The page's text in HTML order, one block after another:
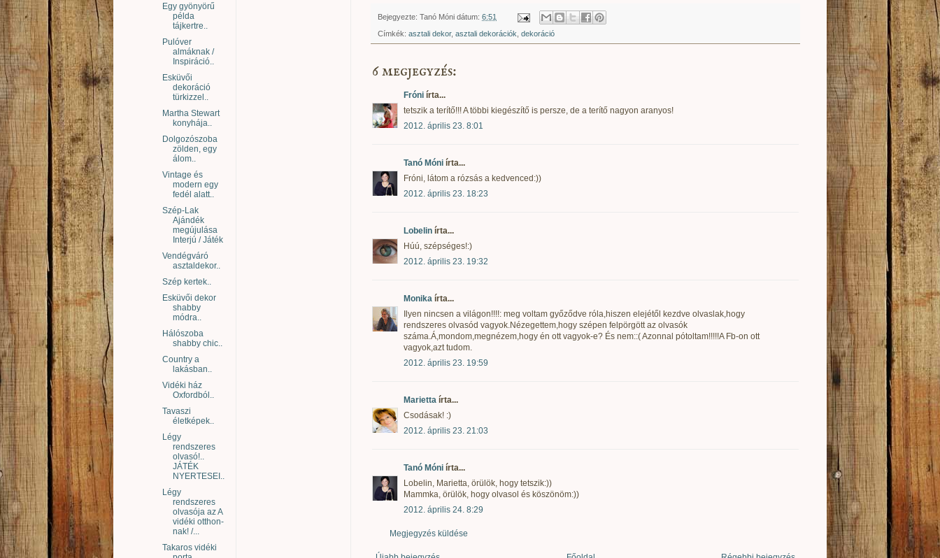
Bejegyezte: Tanó Móni dátum: 6:51
Címkék: asztali dekor, asztali dekorációk, dekoráció
6 megjegyzés:
Fróni írta...
tetszik a terítő!!! A többi kiegészítő is persze, de a terítő nagyon aranyos!
2012. április 23. 8:01
Tanó Móni írta...
Fróni, látom a rózsás a kedvenced:))
2012. április 23. 18:23
Lobelin írta...
Húú, szépséges!:)
2012. április 23. 19:32
Monika írta...
Ilyen nincsen a világon!!!!: meg voltam győződve róla,hiszen elejétől kezdve olvaslak,hogy
rendszeres olvasód vagyok.Nézegettem,hogy szépen felpörgött az olvasók
száma.Á,mondom,megnézem,hogy én ott vagyok-e? És nem::( Azonnal pótoltam!!!!!A Fb-on ott
vagyok,azt tudom.
2012. április 23. 19:59
Marietta írta...
Csodásak! :)
2012. április 23. 21:03
Tanó Móni írta...
Lobelin, Marietta, örülök, hogy tetszik:))
Mammka, örülök, hogy olvasol és köszönöm:))
2012. április 24. 8:29
Megjegyzés küldése
Egy gyönyörű
példa
tájkertre..
Pulóver
almáknak /
Inspiráció..
Esküvői
dekoráció
türkizzel..
Martha Stewart
konyhája..
Dolgozószoba
zölden, egy
álom..
Vintage és
modern egy
fedél alatt..
Szép-Lak
Ajándék
megújulása
Interjú / Játék
Vendégváró
asztaldekor..
Szép kertek..
Esküvői dekor
shabby
módra..
Hálószoba
shabby chic..
Country a
lakásban..
Vidéki ház
Oxfordból..
Tavaszi
életképek..
Légy
rendszeres
olvasó!..
JÁTÉK
NYERTESEI..
Légy
rendszeres
olvasója az A
vidéki otthon-
nak! /...
Takaros vidéki